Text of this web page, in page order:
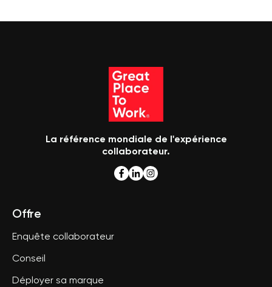
La référence mondiale de l'expérience
collaborateur.
Offre
Enquête collaborateur
Conseil
Déployer sa marque